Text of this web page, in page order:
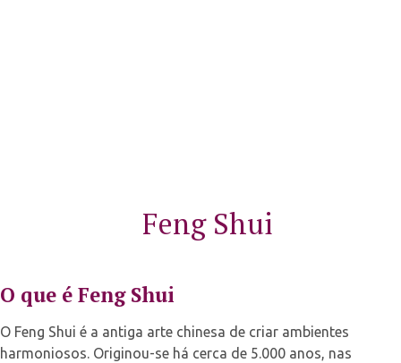
Feng Shui
O que é Feng Shui
O Feng Shui é a antiga arte chinesa de criar ambientes
harmoniosos. Originou-se há cerca de 5.000 anos, nas